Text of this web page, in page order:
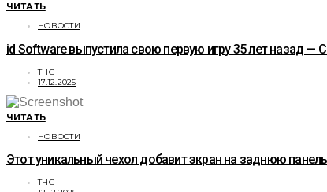
ЧИТАТЬ
НОВОСТИ
id Software выпустила свою первую игру 35 лет назад
THG
17.12.2025
ЧИТАТЬ
НОВОСТИ
Этот уникальный чехол добавит экран на заднюю
THG